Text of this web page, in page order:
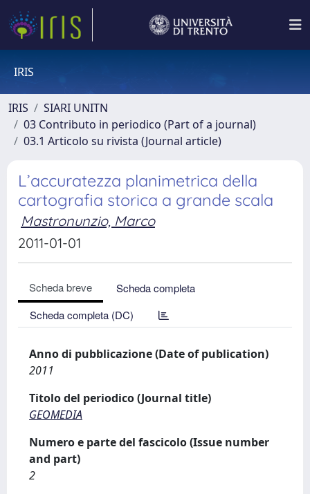
IRIS
IRIS
SIARI UNITN
03 Contributo in periodico (Part of a journal)
03.1 Articolo su rivista (Journal article)
L’accuratezza planimetrica della
cartografia storica a grande scala
Mastronunzio, Marco
2011-01-01
Scheda breve
Scheda completa
Scheda completa (DC)
Anno di pubblicazione (Date of publication)
2011
Titolo del periodico (Journal title)
GEOMEDIA
Numero e parte del fascicolo (Issue number
and part)
2